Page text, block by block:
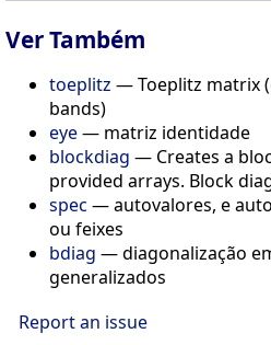
Ver Também
toeplitz — Toeplitz matrix
bands)
eye— matriz identidade
blockdiag — Creates a
provided arrays. Block
spec — autovalores, e
ou feixes
bdiag — diagonalização
generalizados
Report an issue